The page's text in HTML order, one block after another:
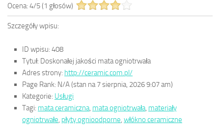
Ocena: 4/5(1 głosów)
Szczegóły wpisu:
ID wpisu: 408
Tytuł: Doskonałej jakości mata ogniotrwała
Adres strony: http://ceramic.com.pl/
Page Rank: N/A(stan na 7 sierpnia, 2026 9:07 am)
Kategorie: Usługi
Tagi: mata ceramiczna, mata ogniotrwała, materiały
ogniotrwałe, płyty ognioodporne, włókno ceramiczne